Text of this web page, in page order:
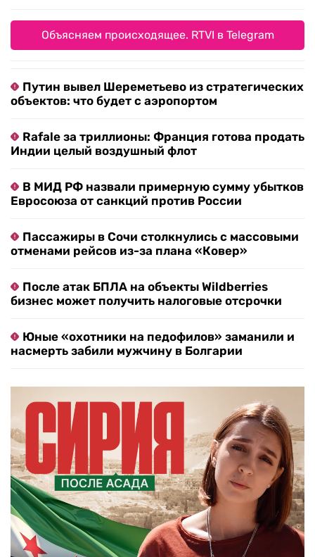
Объясняем происходящее. RTVI в Telegram
Путин вывел Шереметьево из стратегических
объектов: что будет с аэропортом
Rafale за триллионы: Франция готова продать
Индии целый воздушный флот
В МИД РФ назвали примерную сумму убытков
Евросоюза от санкций против России
Пассажиры в Сочи столкнулись с массовыми
отменами рейсов из-за плана «Ковер»
После атак БПЛА на объекты Wildberries
бизнес может получить налоговые отсрочки
Юные «охотники на педофилов» заманили и
насмерть забили мужчину в Болгарии